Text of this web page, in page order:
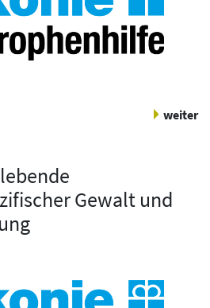
weiter
Gewalt und